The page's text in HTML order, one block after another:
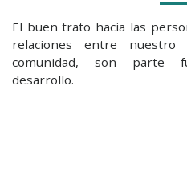
El buen trato hacia las
relaciones entre
comunidad, son parte
desarrollo.